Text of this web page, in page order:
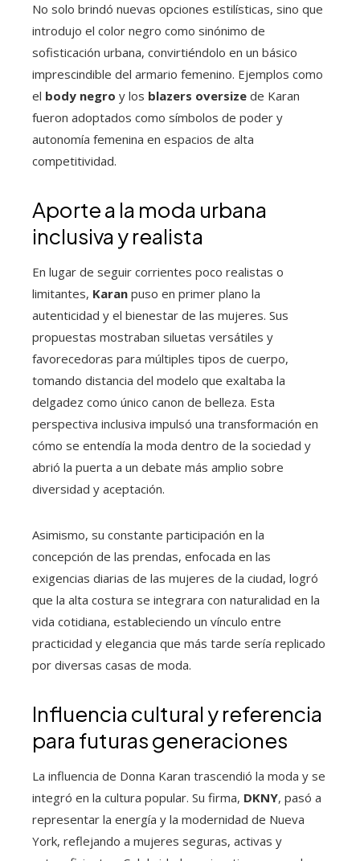
No solo brindó nuevas opciones estilísticas, sino que
introdujo el color negro como sinónimo de
sofisticación urbana, convirtiéndolo en un básico
imprescindible del armario femenino. Ejemplos como
el body negro y los blazers oversize de Karan
fueron adoptados como símbolos de poder y
autonomía femenina en espacios de alta
competitividad.
Aporte a la moda urbana
inclusiva y realista
En lugar de seguir corrientes poco realistas o
limitantes, Karan puso en primer plano la
autenticidad y el bienestar de las mujeres. Sus
propuestas mostraban siluetas versátiles y
favorecedoras para múltiples tipos de cuerpo,
tomando distancia del modelo que exaltaba la
delgadez como único canon de belleza. Esta
perspectiva inclusiva impulsó una transformación en
cómo se entendía la moda dentro de la sociedad y
abrió la puerta a un debate más amplio sobre
diversidad y aceptación.
Asimismo, su constante participación en la
concepción de las prendas, enfocada en las
exigencias diarias de las mujeres de la ciudad, logró
que la alta costura se integrara con naturalidad en la
vida cotidiana, estableciendo un vínculo entre
practicidad y elegancia que más tarde sería replicado
por diversas casas de moda.
Influencia cultural y referencia
para futuras generaciones
La influencia de Donna Karan trascendió la moda y se
integró en la cultura popular. Su firma, DKNY, pasó a
representar la energía y la modernidad de Nueva
York, reflejando a mujeres seguras, activas y